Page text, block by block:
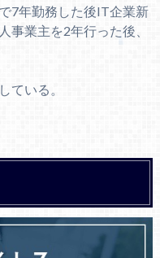
7年勤務した後IT企業新
事業主を2年行った後、
ている。